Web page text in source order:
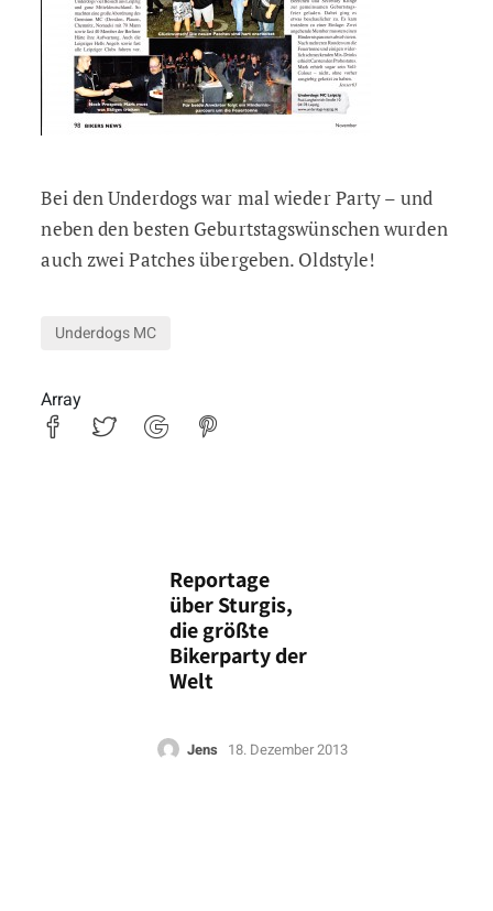
Bei den Underdogs war mal wieder Party – und
neben den besten Geburtstagswünschen wurden
auch zwei Patches übergeben. Oldstyle!
Underdogs MC
Array
Reportage
über Sturgis,
die größte
Bikerparty der
Welt
Jens 18. Dezember 2013